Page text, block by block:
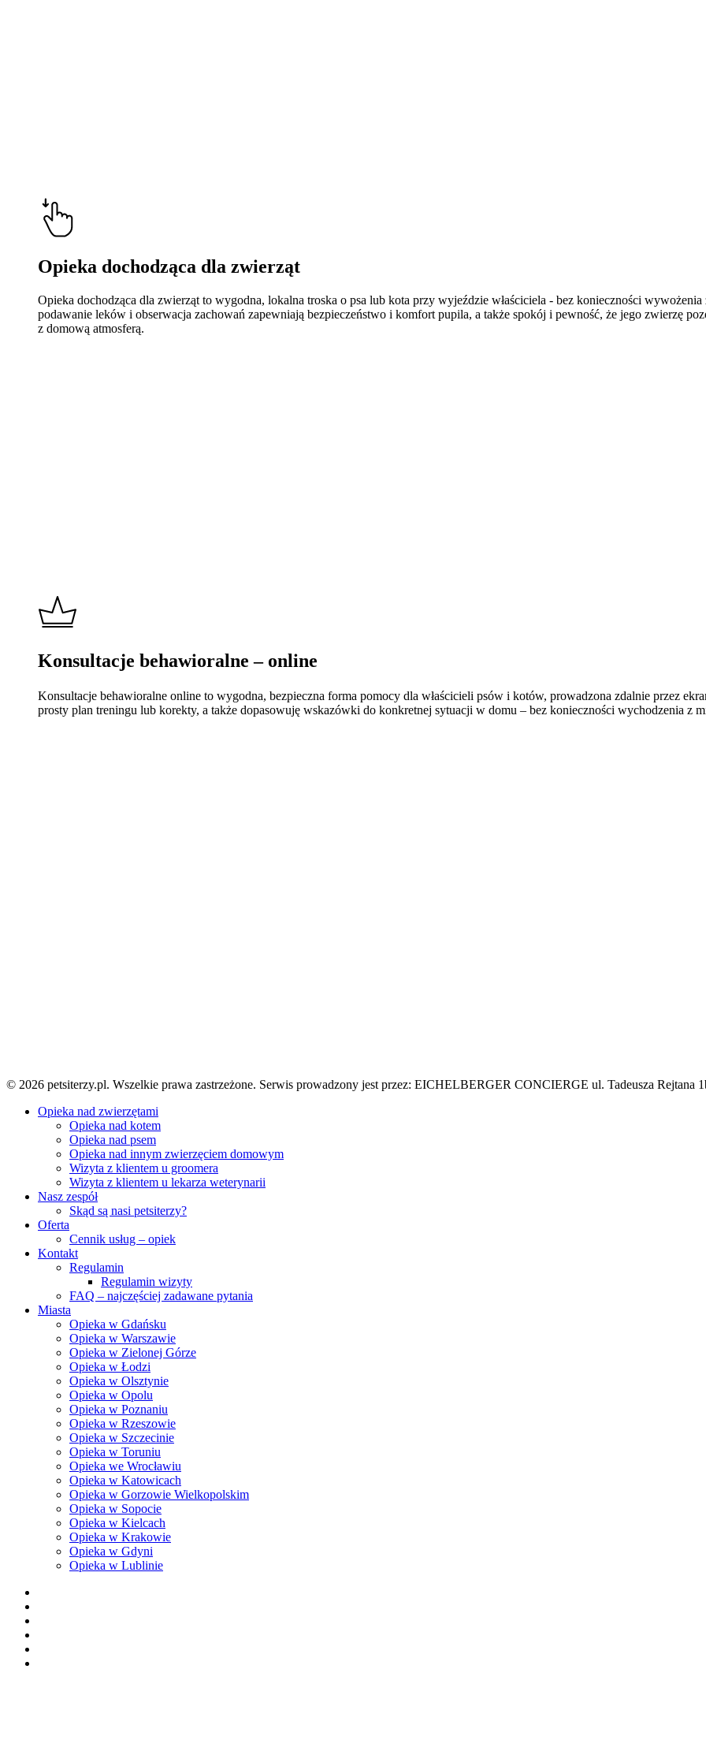
Opieka dochodząca dla zwierząt
Opieka dochodząca dla zwierząt to wygodna, lokalna troska o psa lub kota przy wyjeździe właściciela - bez konieczności
podawanie leków i obserwacja zachowań zapewniają bezpieczeństwo i komfort pupila, a także spokój i pewność, że jego zwierzę
z domową atmosferą.
Konsultacje behawioralne – online
Konsultacje behawioralne online to wygodna, bezpieczna forma pomocy dla właścicieli psów i kotów, prowadzona zdalnie przez
prosty plan treningu lub korekty, a także dopasowuję wskazówki do konkretnej sytuacji w domu – bez konieczności wychodzenia z
© 2026 petsiterzy.pl. Wszelkie prawa zastrzeżone. Serwis prowadzony jest przez: EICHELBERGER CONCIERGE ul. Tadeusza
Close
Opieka nad zwierzętami
Opieka nad kotem
Opieka nad psem
Opieka nad innym zwierzęciem domowym
Wizyta z klientem u groomera
Wizyta z klientem u lekarza weterynarii
Nasz zespół
Skąd są nasi petsiterzy?
Oferta
Cennik usług – opiek
Kontakt
Regulamin
Regulamin wizyty
FAQ – najczęściej zadawane pytania
Miasta
Opieka w Gdańsku
Opieka w Warszawie
Opieka w Zielonej Górze
Opieka w Łodzi
Opieka w Olsztynie
Opieka w Opolu
Opieka w Poznaniu
Opieka w Rzeszowie
Opieka w Szczecinie
Opieka w Toruniu
Opieka we Wrocławiu
Opieka w Katowicach
Opieka w Gorzowie Wielkopolskim
Opieka w Sopocie
Opieka w Kielcach
Opieka w Krakowie
Opieka w Gdyni
Opieka w Lublinie